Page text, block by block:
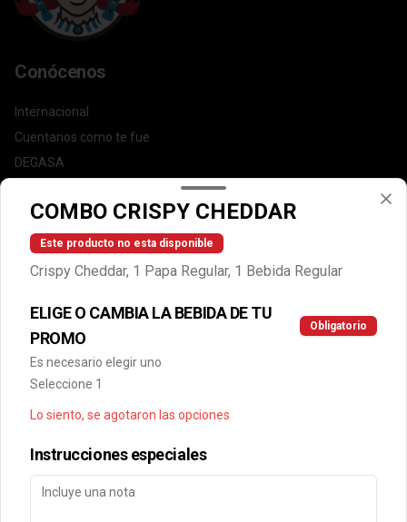
Conócenos
Internacional
Cuentanos como te fue
DEGASA
Escríbenos por WhatsApp: +56950183243
serviciocliente@wendys.cl
Locales
Política de privacidad
Redes sociales
Facebook
Mi cuenta
COMBO CRISPY CHEDDAR
Este producto no esta disponible
Crispy Cheddar, 1 Papa Regular, 1 Bebida Regular
ELIGE O CAMBIA LA BEBIDA DE TU
PROMO
Obligatorio
Es necesario elegir uno
Seleccione 1
Lo siento, se agotaron las opciones
Instrucciones especiales